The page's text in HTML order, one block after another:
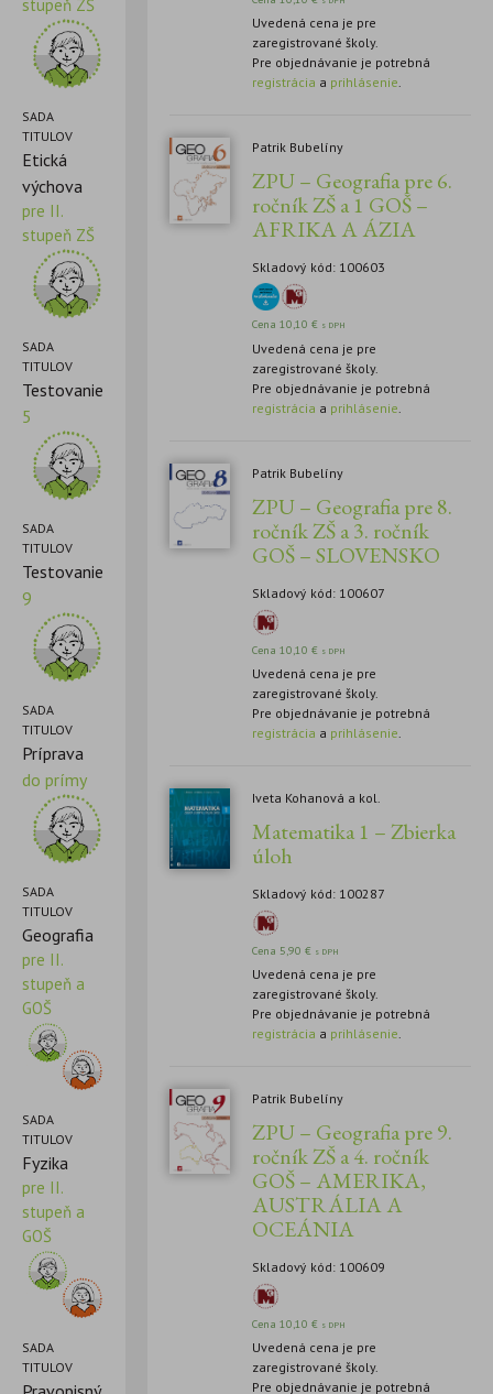
stupeň ZŠ
SADA
TITULOV
Etická
výchova
pre II.
stupeň ZŠ
SADA
TITULOV
Testovanie
5
SADA
TITULOV
Testovanie
9
SADA
TITULOV
Príprava
do prímy
SADA
TITULOV
Geografia
pre II.
stupeň a
GOŠ
SADA
TITULOV
Fyzika
pre II.
stupeň a
GOŠ
SADA
TITULOV
Uvedená cena je pre
zaregistrované školy.
Pre objednávanie je potrebná
registrácia a prihlásenie.
Patrik Bubelíny
ZPU – Geografia pre 6.
ročník ZŠ a 1 GOŠ –
AFRIKA A ÁZIA
Skladový kód: 100603
Cena10,10€ s DPH
Uvedená cena je pre
zaregistrované školy.
Pre objednávanie je potrebná
registrácia a prihlásenie
Patrik Bubelíny
ZPU – Geografia pre 8.
ročník ZŠ a 3. ročník
GOŠ – SLOVENSKO
Skladový kód: 100607
Cena10,10€ s DPH
Uvedená cena je pre
zaregistrované školy.
Pre objednávanie je potrebná
registrácia a prihlásenie
Iveta Kohanová a kol.
Matematika 1 – Zbierka
úloh
Skladový kód: 100287
Cena 5,90€ s DPH
Uvedená cena je pre
zaregistrované školy.
Pre objednávanie je potrebná
registrácia a prihlásenie
Patrik Bubelíny
ZPU – Geografia pre 9.
ročník ZŠ a 4. ročník
GOŠ – AMERIKA,
AUSTRÁLIA A
OCEÁNIA
Skladový kód: 100609
Cena10,10€ s DPH
Uvedená cena je pre
zaregistrované školy.
Pre objednávanie je potrebná